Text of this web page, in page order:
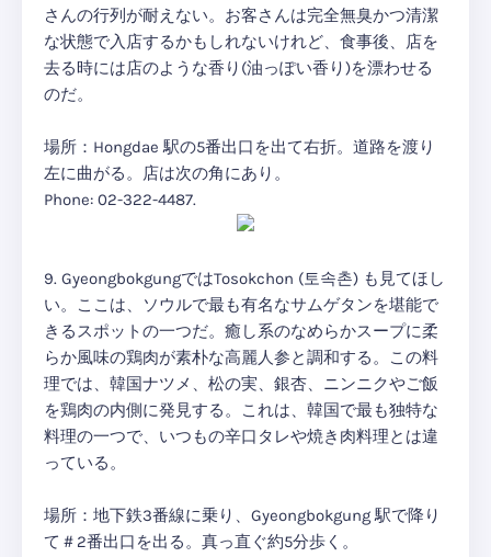
さんの行列が耐えない。お客さんは完全無臭かつ清潔
な状態で入店するかもしれないけれど、食事後、店を
去る時には店のような香り(油っぽい香り)を漂わせる
のだ。
場所：Hongdae 駅の5番出口を出て右折。道路を渡り
左に曲がる。店は次の角にあり。
Phone: 02-322-4487.
9. GyeongbokgungではTosokchon (토속촌) も見てほし
い。ここは、ソウルで最も有名なサムゲタンを堪能で
きるスポットの一つだ。癒し系のなめらかスープに柔
らか風味の鶏肉が素朴な高麗人参と調和する。この料
理では、韓国ナツメ、松の実、銀杏、ニンニクやご飯
を鶏肉の内側に発見する。これは、韓国で最も独特な
料理の一つで、いつもの辛口タレや焼き肉料理とは違
っている。
場所：地下鉄3番線に乗り、Gyeongbokgung 駅で降り
て＃2番出口を出る。真っ直ぐ約5分歩く。